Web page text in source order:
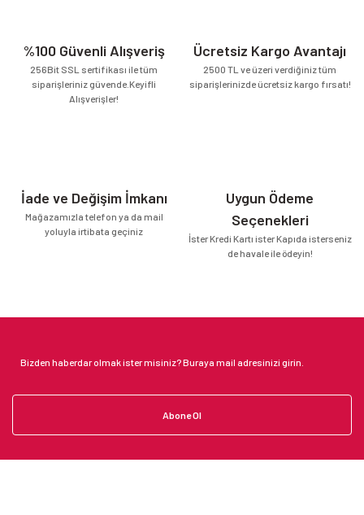
%100 Güvenli Alışveriş
256Bit SSL sertifikası ile tüm
siparişleriniz güvende.Keyifli
Alışverişler!
Ücretsiz Kargo Avantajı
2500 TL ve üzeri verdiğiniz tüm
siparişlerinizde ücretsiz kargo fırsatı!
İade ve Değişim İmkanı
Mağazamızla telefon ya da mail
yoluyla irtibata geçiniz
Uygun Ödeme
Seçenekleri
İster Kredi Kartı ister Kapıda isterseniz
de havale ile ödeyin!
Abone Ol